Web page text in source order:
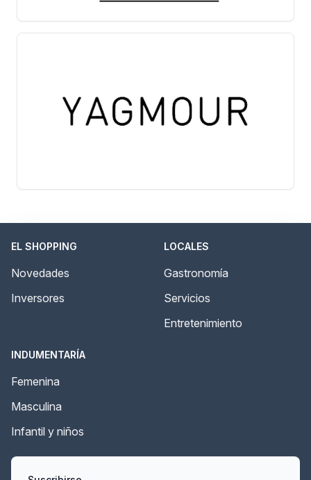
EL SHOPPING
Novedades
Inversores
LOCALES
Gastronomía
Servicios
Entretenimiento
INDUMENTARÍA
Femenina
Masculina
Infantil y niños